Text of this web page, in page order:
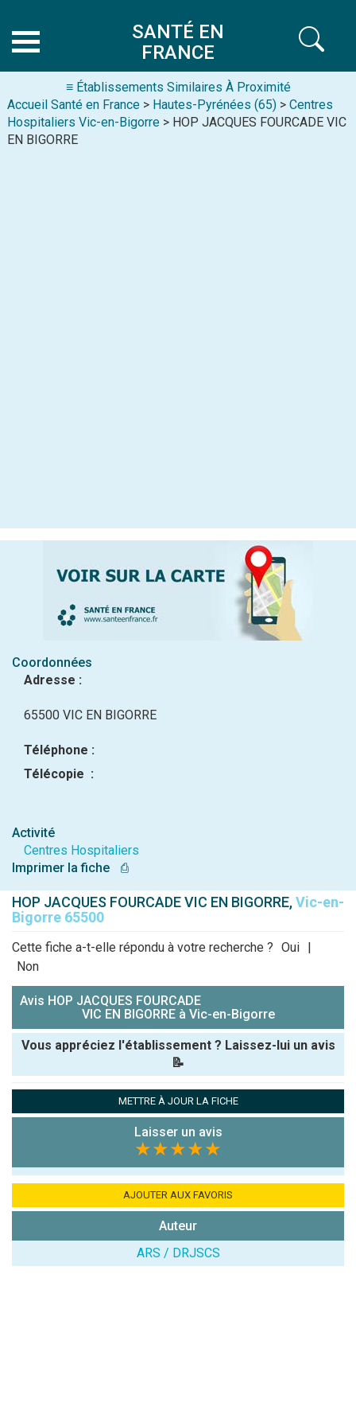
SANTÉ EN
FRANCE
≡ Établissements Similaires À Proximité
Accueil Santé en France > Hautes-Pyrénées (65) > Centres
Hospitaliers Vic-en-Bigorre > HOP JACQUES FOURCADE VIC
EN BIGORRE
Coordonnées
Adresse :
65500 VIC EN BIGORRE
Téléphone :
Télécopie :
Activité
Centres Hospitaliers
Imprimer la fiche
⎙
HOP JACQUES FOURCADE VIC EN BIGORRE,Vic-en-
Bigorre 65500
Cette fiche a-t-elle répondu à votre recherche ? Oui |
Non
Avis HOP JACQUES FOURCADE
VIC EN BIGORRE à Vic-en-Bigorre
Vous appréciez l'établissement ? Laissez-lui un avis
📝
Note que vous souhaitez attribuer :
Antispam -
7x4 (en
METTRE À JOUR LA FICHE
Laisser un avis
★★★★★
AJOUTER AUX FAVORIS
Auteur
ARS / DRJSCS